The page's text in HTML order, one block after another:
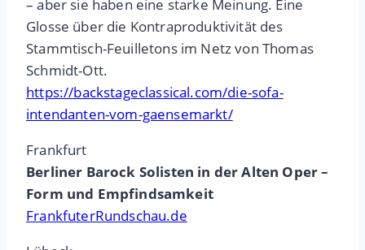
– aber sie haben eine starke Meinung. Eine
Glosse über die Kontraproduktivität des
Stammtisch-Feuilletons im Netz von Thomas
Schmidt-Ott.
https://backstageclassical.com/die-sofa-
intendanten-vom-gaensemarkt/
Frankfurt
Berliner Barock Solisten in der Alten Oper –
Form und Empfindsamkeit
FrankfuterRundschau.de